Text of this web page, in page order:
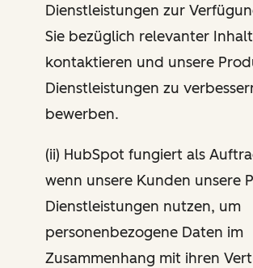
Dienstleistungen zur
Sie bezüglich relevanter
kontaktieren und unsere
Dienstleistungen zu
bewerben.
(ii) HubSpot fungiert als
wenn unsere Kunden unsere
Dienstleistungen nutzen, um
personenbezogene Daten im
Zusammenhang mit ihren